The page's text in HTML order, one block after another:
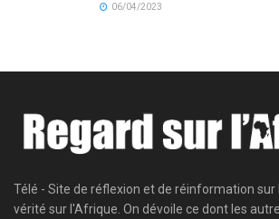
06/04/2023
Télé - Site de réflexion et de réinformation
vérité sur l'Afrique. On dévoile ce dont les